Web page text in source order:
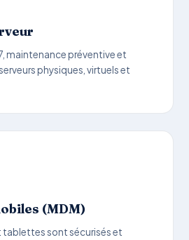
maintenance préventive et
physiques, virtuels et
(MDM)
tablettes sont sécurisés et